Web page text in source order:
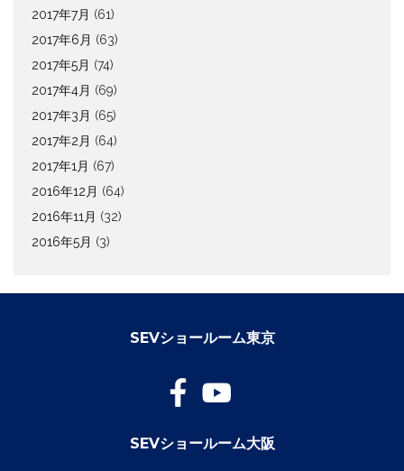
2017年7月 (61)
2017年6月 (63)
2017年5月 (74)
2017年4月 (69)
2017年3月 (65)
2017年2月 (64)
2017年1月 (67)
2016年12月 (64)
2016年11月 (32)
2016年5月 (3)
SEVショールーム東京
SEVショールーム大阪